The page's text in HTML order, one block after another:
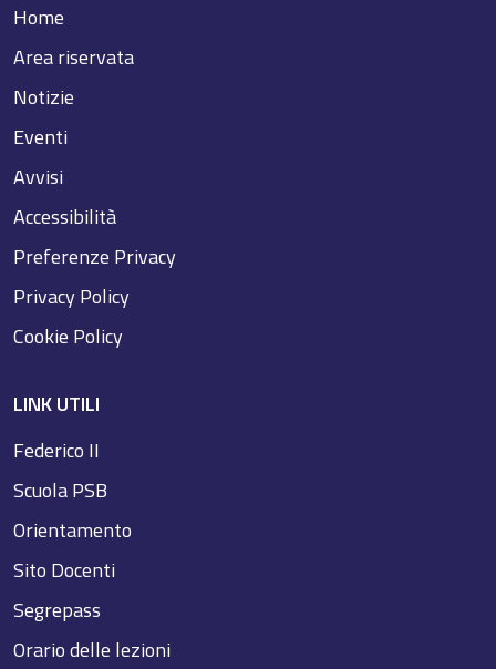
Home
Area riservata
Notizie
Eventi
Avvisi
Accessibilità
Preferenze Privacy
Privacy Policy
Cookie Policy
LINK UTILI
Federico II
Scuola PSB
Orientamento
Sito Docenti
Segrepass
Orario delle lezioni